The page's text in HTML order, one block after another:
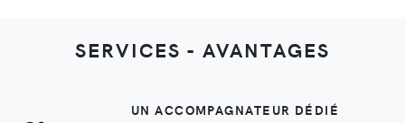
SERVICES - AVANTAGES
UN ACCOMPAGNATEUR DÉDIÉ